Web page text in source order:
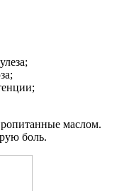
маслом.
боль.